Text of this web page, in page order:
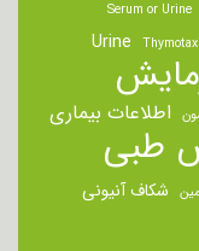
Serum or Urine
Urine
اطلاعات بیماری
طبی
شکاف آنیونی